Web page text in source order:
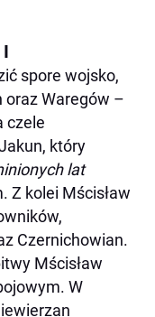
spore wojsko,
oraz Waregów –
czele
który
lat
Z kolei Mścisław
Czernichowian.
Mścisław
W